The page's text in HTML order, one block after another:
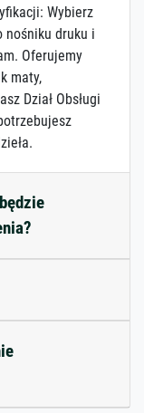
Wybierz
nośniku druku i
Oferujemy
maty,
Dział Obsługi